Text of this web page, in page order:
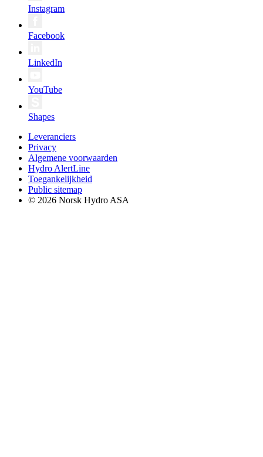
Instagram
Facebook
LinkedIn
YouTube
Shapes
Leveranciers
Privacy
Algemene voorwaarden
Hydro AlertLine
Toegankelijkheid
Public sitemap
© 2026 Norsk Hydro ASA